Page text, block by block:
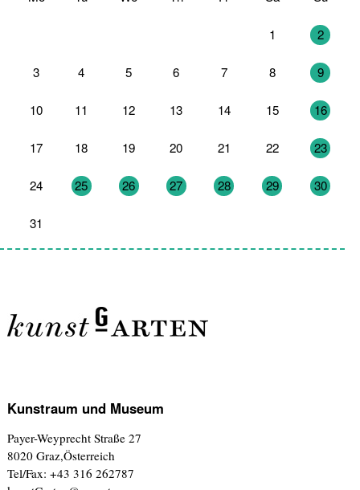
1 2
3 4 5 6 7 8 9
10 11 12 13 14 15 16
17 18 19 20 21 22 23
24 25 26 27 28 29 30
31
Kunstraum und Museum
Payer-Weyprecht Straße 27
8020 Graz,Österreich
Tel/Fax: +43 316 262787